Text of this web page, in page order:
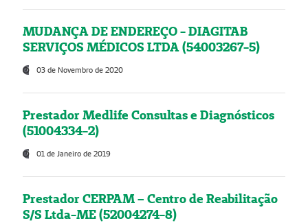
MUDANÇA DE ENDEREÇO - DIAGITAB
SERVIÇOS MÉDICOS LTDA (54003267-5)
03 de Novembro de 2020
Prestador Medlife Consultas e Diagnósticos
(51004334-2)
01 de Janeiro de 2019
Prestador CERPAM – Centro de Reabilitação
S/S Ltda-ME (52004274-8)